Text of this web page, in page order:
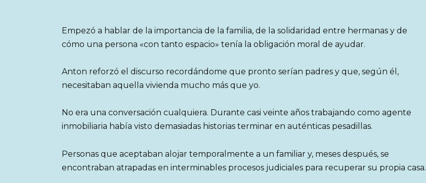
Empezó a hablar de la importancia de la familia, de la solidaridad entre hermanas y de
cómo una persona «con tanto espacio» tenía la obligación moral de ayudar.
Anton reforzó el discurso recordándome que pronto serían padres y que, según él,
necesitaban aquella vivienda mucho más que yo.
No era una conversación cualquiera. Durante casi veinte años trabajando como agente
inmobiliaria había visto demasiadas historias terminar en auténticas pesadillas.
Personas que aceptaban alojar temporalmente a un familiar y, meses después, se
encontraban atrapadas en interminables procesos judiciales para recuperar su propia casa.